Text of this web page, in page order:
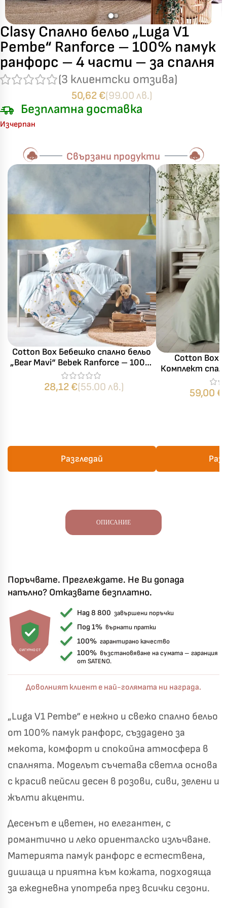
Clasy Спално бельо „Luga V1
Pembe“ Ranforce – 100% памук
ранфорс – 4 части – за спалня
(3 клиентски отзива)
50,62 €(99.00 лв.)
Безплатна доставка
Изчерпан
Свързани продукти
Cotton Box Бебешко спално бельо
„Bear Mavi“ Bebek Ranforce – 100%
памук – 4 части – за бебешко
легло
28,12 €(55.00 лв.)
Разгледай
Cotton Box
Комплект
59,00 €
ОПИСАНИЕ
Поръчвате. Преглеждате. Не Ви допада
напълно? Отказвате безплатно.
СИГУРНОСТ
Над 8 800 завършени поръчки
Под 1% върнати пратки
100% гарантирано качество
100% възстановяване на сумата – гаранция
от SATENO.
Доволният клиент е най-голямата ни награда.
„Luga V1 Pembe“ е нежно и свежо спално бельо
от 100% памук ранфорс, създадено за
мекота, комфорт и спокойна атмосфера в
спалнята. Моделът съчетава светла основа
с красив пейсли десен в розови, сиви, зелени и
жълти акценти.
Десенът е цветен, но елегантен, с
романтично и леко ориенталско излъчване.
Материята памук ранфорс е естествена,
дишаща и приятна към кожата, подходяща
за ежедневна употреба през всички сезони.